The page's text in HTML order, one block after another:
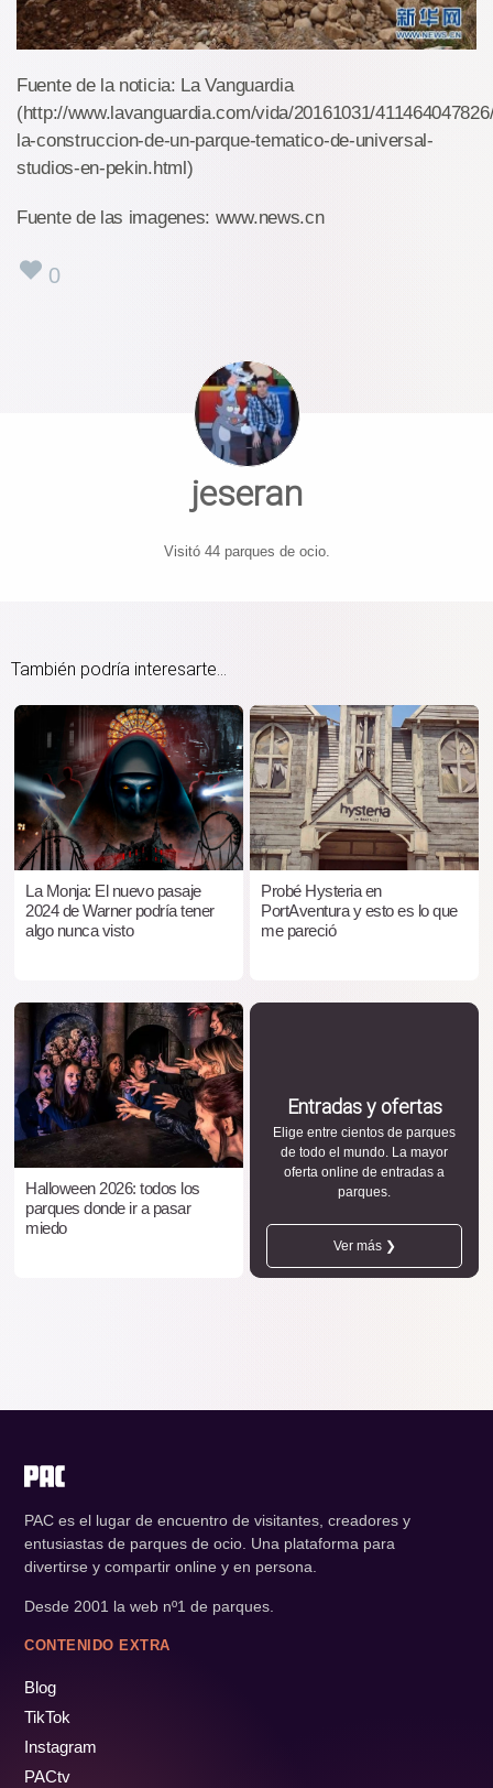
Fuente de la noticia: La Vanguardia
(http://www.lavanguardia.com/vida/20161031/
la-construccion-de-un-parque-tematico-de-universal-
studios-en-pekin.html)
Fuente de las imagenes: www.news.cn
0
jeseran
Visitó 44 parques de ocio.
También podría interesarte...
La Monja: El nuevo pasaje
2024 de Warner podría tener
algo nunca visto
Probé Hysteria en
PortAventura y esto es lo que
me pareció
Halloween 2026: todos los
parques donde ir a pasar
miedo
Entradas y ofertas
Elige entre cientos de parques
de todo el mundo. La mayor
oferta online de entradas a
parques.
Ver más ❯
PAC es el lugar de encuentro de visitantes, creadores y
entusiastas de parques de ocio. Una plataforma para
divertirse y compartir online y en persona.
Desde 2001 la web nº1 de parques.
CONTENIDO EXTRA
Blog
TikTok
Instagram
PACtv